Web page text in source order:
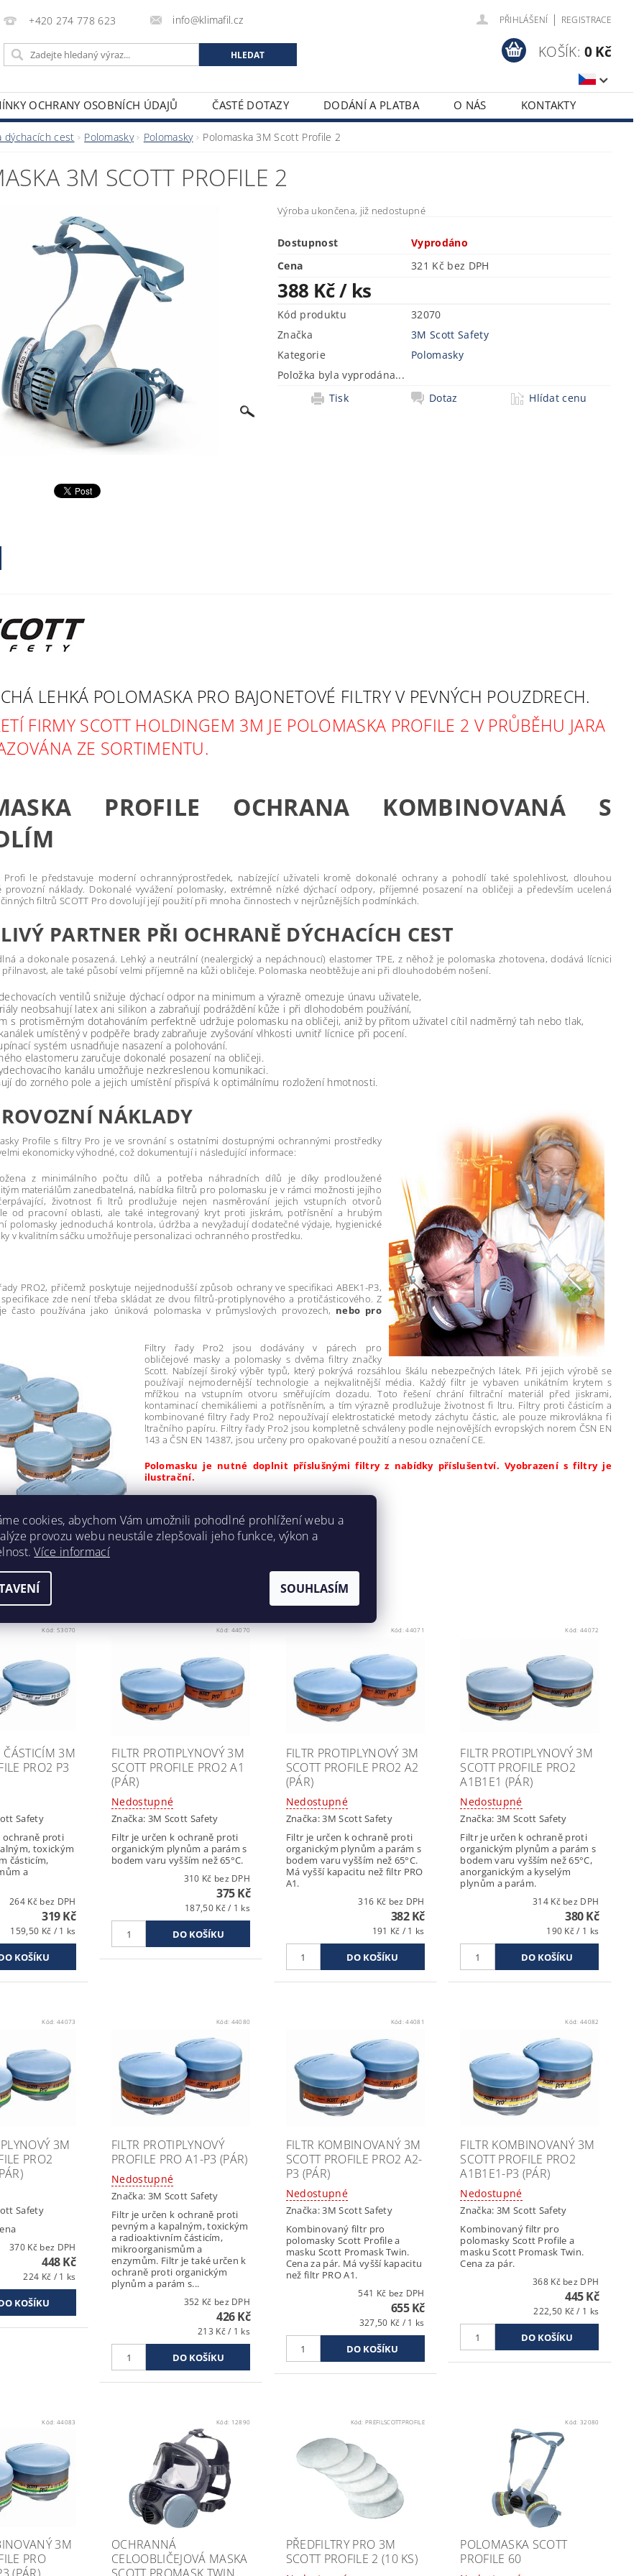
+420 274 778 623 info@klimafil.cz PŘIHLÁŠENÍ | REGISTRACE
KOŠÍK: 0 Kč
OCHRANY OSOBNÍCH ÚDAJŮ ČASTÉ DOTAZY DODÁNÍ A PLATBA O NÁS KONTAKTY
dýchacích cest Polomasky Polomasky Polomaska 3M Scott Profile 2
3M SCOTT PROFILE 2
Výroba ukončena, již nedostupné
Dostupnost
Vyprodáno
Cena
321 Kč bez DPH
388 Kč/ ks
Kód produktu
32070
Značka
3M Scott Safety
Kategorie
Polomasky
Položka byla vyprodána...
Tisk
Dotaz Hlídat cenu
LEHKÁ POLOMASKA PRO BAJONETOVÉ FILTRY V PEVNÝCH POUZDRECH.
FIRMY SCOTT HOLDINGEM 3M JE POLOMASKA PROFILE 2 V PRŮBĚHU JARA
ZE SORTIMENTU.
PROFILE OCHRANA KOMBINOVANÁ S
Proﬁ le představuje moderní ochrannýprostředek, nabízející uživateli kromě dokonalé ochrany a pohodlí také spolehlivost, dlouhou
provozní náklady. Dokonalé vyvážení polomasky, extrémně nízké dýchací odpory, příjemné posazení na obličeji a především ucelená
ﬁltrů SCOTT Pro dovolují její použití při mnoha činnostech v nejrůznějších podmínkách.
PARTNER PŘI OCHRANĚ DÝCHACÍCH CEST
a dokonale posazená. Lehký a neutrální (nealergický a nepáchnoucí) elastomer TPE, z něhož je polomaska zhotovena, dodává lícnici
ale také působí velmi příjemně na kůži obličeje. Polomaska neobtěžuje ani při dlouhodobém nošení.
ventilů snižuje dýchací odpor na minimum a výrazně omezuje únavu uživatele,
neobsahují latex ani silikon a zabraňují podráždění kůže i při dlohodobém používání,
s protisměrným dotahováním perfektně udržuje polomasku na obličeji, aniž by přitom uživatel cítil nadměrný tah nebo tlak,
umístěný v podpěře brady zabraňuje zvyšování vlhkosti uvnitř lícnice při pocení.
systém usnadňuje nasazení a polohování.
elastomeru zaručuje dokonalé posazení na obličeji.
kanálu umožňuje nezkreslenou komunikaci.
do zorného pole a jejich umístění přispívá k optimálnímu rozložení hmotnosti.
NÁKLADY
Proﬁle s ﬁltry Pro je ve srovnání s ostatními dostupnými ochrannými prostředky
ekonomicky výhodné, což dokumentují i následující informace:
z minimálního počtu dílů a potřeba náhradních dílů je díky prodloužené
materiálům zanedbatelná, nabídka ﬁltrů pro polomasku je v rámci možnosti jejího
životnost ﬁ ltrů prodlužuje nejen nasměrování jejich vstupních otvorů
od pracovní oblasti, ale také integrovaný kryt proti jiskrám, potřísnění a hrubým
polomasky jednoduchá kontrola, údržba a nevyžadují dodatečné výdaje, hygienické
v kvalitním sáčku umožňuje personalizaci ochranného prostředku.
PRO2, přičemž poskytuje nejjednodušší způsob ochrany ve specifikaci ABEK1-P3,
zde není třeba skládat ze dvou filtrů-protiplynového a protičásticového. Z
často používána jako úniková polomaska v průmyslových provozech, nebo pro
Filtry řady Pro2 jsou dodávány v párech pro
obličejové masky a polomasky s dvěma filtry značky
Scott. Nabízejí široký výběr typů, který pokrývá rozsáhlou škálu nebezpečných látek. Při jejich výrobě se
používají nejmodernější technologie a nejkvalitnější média. Každý filtr je vybaven unikátním krytem s
mřížkou na vstupním otvoru směřujícím dozadu. Toto řešení chrání filtrační materiál před jiskrami,
kontaminací chemikáliemi a potřísněním, a tím výrazně prodlužuje životnost fi ltru. Filtry proti částicím a
kombinované filtry řady Pro2 nepoužívají elektrostatické metody záchytu částic, ale pouze mikrovlákna fi
ltračního papíru. Filtry řady Pro2 jsou kompletně schváleny podle nejnovějších evropských norem ČSN EN
143 a ČSN EN 14387, jsou určeny pro opakované použití a nesou označení CE.
Polomasku je nutné doplnit příslušnými filtry z nabídky příslušentví. Vyobrazení s filtry je
ilustrační.
PRODUKTY
Kód:53070
ČÁSTICÍM 3M
PRO2 P3
Safety
ochraně proti
toxickým
částicím,
a
264 Kč bez DPH
319 Kč
159,50 Kč / 1 ks
Kód: 44070
FILTR PROTIPLYNOVÝ 3M
SCOTT PROFILE PRO2 A1
(PÁR)
Nedostupné
Značka: 3M Scott Safety
Filtr je určen k ochraně proti
organickým plynům a parám s
bodem varu vyšším než 65°C.
310 Kč bez DPH
375 Kč
187,50 Kč / 1 ks
Kód:44071
FILTR PROTIPLYNOVÝ 3M
SCOTT PROFILE PRO2 A2
(PÁR)
Nedostupné
Značka:3M Scott Safety
Filtr je určen k ochraně proti
organickým plynům a parám s
bodem varu vyšším než 65°C.
Má vyšší kapacitu než filtr PRO
A1.
316 Kč bez DPH
382 Kč
191 Kč / 1 ks
Kód: 44072
FILTR PROTIPLYNOVÝ 3M
SCOTT PROFILE PRO2
A1B1E1 (PÁR)
Nedostupné
Značka: 3M Scott Safety
Filtr je určen k ochraně proti
organickým plynům a parám s
bodem varu vyšším než 65°C,
anorganickým a kyselým
plynům a parám.
314 Kč bez DPH
380 Kč
190 Kč / 1 ks
Kód:44073
3M
PRO2
Safety
370 Kč bez DPH
448 Kč
224 Kč / 1 ks
Kód: 44080
FILTR PROTIPLYNOVÝ
PROFILE PRO A1-P3 (PÁR)
Nedostupné
Značka: 3M Scott Safety
Filtr je určen k ochraně proti
pevným a kapalným, toxickým
a radioaktivním částicím,
mikroorganismům a
enzymům. Filtr je také určen k
ochraně proti organickým
plynům a parám s...
352 Kč bez DPH
426 Kč
213 Kč / 1 ks
Kód:44081
FILTR KOMBINOVANÝ 3M
SCOTT PROFILE PRO2 A2-
P3 (PÁR)
Nedostupné
Značka:3M Scott Safety
Kombinovaný filtr pro
polomasky Scott Profile a
masku Scott Promask Twin.
Cena za pár. Má vyšší kapacitu
než filtr PRO A1.
541 Kč bez DPH
655 Kč
327,50 Kč / 1 ks
Kód: 44082
FILTR KOMBINOVANÝ 3M
SCOTT PROFILE PRO2
A1B1E1-P3 (PÁR)
Nedostupné
Značka: 3M Scott Safety
Kombinovaný filtr pro
polomasky Scott Profile a
masku Scott Promask Twin.
Cena za pár.
368 Kč bez DPH
445 Kč
222,50 Kč / 1 ks
Kód:44083
3M
PRO
Kód: 12890
OCHRANNÁ
CELOOBLIČEJOVÁ MASKA
Kód:PREFILSCOTTPROFILE
PŘEDFILTRY PRO 3M
SCOTT PROFILE 2 (10 KS)
Kód: 32080
POLOMASKA SCOTT
PROFILE 60
cookies, abychom Vám umožnili pohodlné prohlížení webu a
provozu webu neustále zlepšovali jeho funkce, výkon a
Více informací
SOUHLASÍM